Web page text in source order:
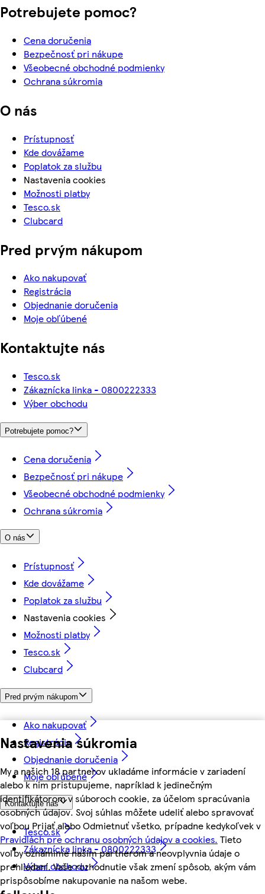
Nastavenia súkromia
My a našich 18 partnerov ukladáme informácie v zariadení
alebo k nim pristupujeme, napríklad k jedinečným
identifikátorom v súboroch cookie, za účelom spracúvania
osobných údajov. Svoj súhlas môžete udeliť alebo spravovať
voľbou Prijať alebo Odmietnuť všetko, prípadne kedykoľvek v
Pravidlách pre ochranu osobných údajov a cookies. Tieto
voľby oznámime našim partnerom a neovplyvnia údaje o
prehliadaní. Vaše rozhodnutie však zmení spôsob, akým vám
prispôsobíme nakupovanie na našom webe.
Potrebujete pomoc?
Cena doručenia
Bezpečnosť pri nákupe
Všeobecné obchodné podmienky
Ochrana súkromia
O nás
Prístupnosť
Kde dovážame
Poplatok za službu
Nastavenia cookies
Možnosti platby
Tesco.sk
Clubcard
Pred prvým nákupom
Ako nakupovať
Registrácia
Objednanie doručenia
Moje obľúbené
Kontaktujte nás
Tesco.sk
Zákaznícka linka - 0800222333
Výber obchodu
Potrebujete pomoc?
Cena doručenia
Bezpečnosť pri nákupe
Všeobecné obchodné podmienky
Ochrana súkromia
O nás
Prístupnosť
Kde dovážame
Poplatok za službu
Nastavenia cookies
Možnosti platby
Tesco.sk
Clubcard
Pred prvým nákupom
Ako nakupovať
Registrácia
Objednanie doručenia
Moje obľúbené
Kontaktujte nás
Tesco.sk
Zákaznícka linka - 0800222333
Výber obchodu